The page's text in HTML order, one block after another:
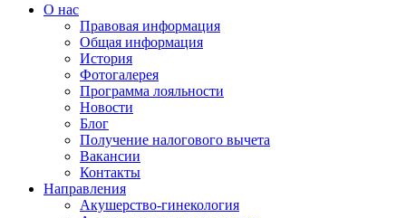
О нас
Правовая информация
Общая информация
История
Фотогалерея
Программа лояльности
Новости
Блог
Получение налогового вычета
Вакансии
Контакты
Направления
Акушерство-гинекология